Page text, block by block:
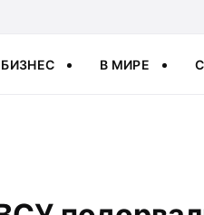
БИЗНЕС В МИРЕ